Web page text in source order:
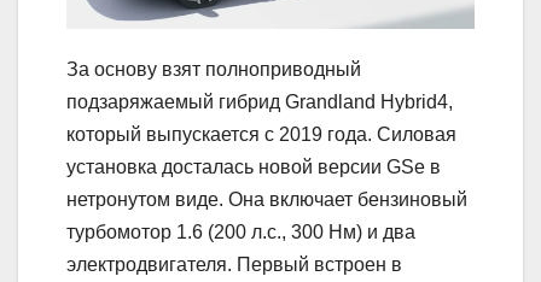
За основу взят полноприводный
подзаряжаемый гибрид Grandland Hybrid4,
который выпускается с 2019 года. Силовая
установка досталась новой версии GSe в
нетронутом виде. Она включает бензиновый
турбомотор 1.6 (200 л.с., 300 Нм) и два
электродвигателя. Первый встроен в